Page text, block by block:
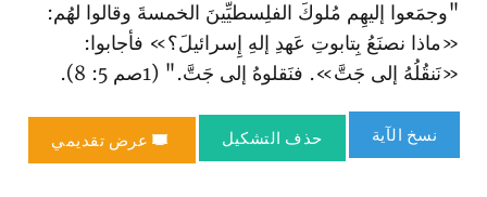
"وجمَعوا إليهِم مُلوكَ الفلِسطيِّينَ الخمسةَ وقالوا لهُم:
«ماذا نصنَعُ بِتابوتِ عَهدِ إلهِ إِسرائيلَ؟» فأجابوا:
«نَنقُلُهُ إلى جَتَّ». فنَقلوهُ إلى جَتَّ‌." (1صم 5: 8).
نسخ الآية حذف التشكيل عرض تقديمي